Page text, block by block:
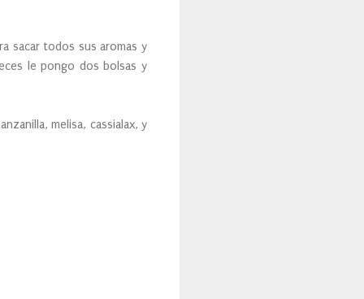
sacar todos sus aromas y
le pongo dos bolsas y
melisa, cassialax, y